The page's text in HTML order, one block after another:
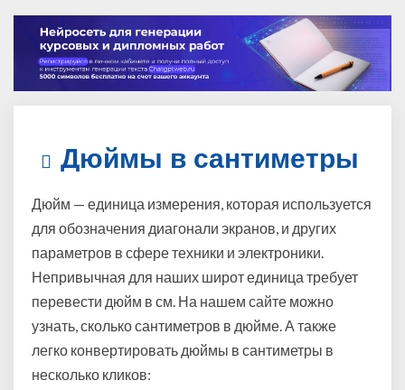
ю
й
ы
в
с
а
т
и
м
Дюймы в сантиметры
Дюйм — единица измерения, которая используется
для обозначения диагонали экранов, и других
параметров в сфере техники и электроники.
Непривычная для наших широт единица требует
перевести дюйм в см. На нашем сайте можно
узнать, сколько сантиметров в дюйме. А также
легко конвертировать дюймы в сантиметры в
несколько кликов: